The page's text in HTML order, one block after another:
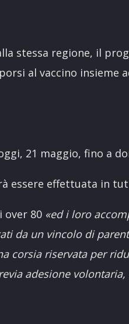
stessa regione, il
al vaccino insieme
21 maggio, fino a
essere effettuata in
over 80 «ed i loro
da un vincolo di
corsia riservata per
adesione